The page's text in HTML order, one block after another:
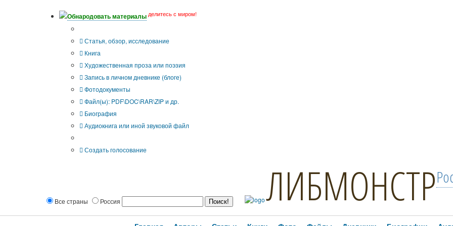
Обнародовать материалы делитесь с миром!
Статья, обзор, исследование
Книга
Художественная проза или поэзия
Запись в личном дневнике (блоге)
Фотодокументы
Файл(ы): PDF\DOC\RAR\ZIP и др.
Биография
Аудиокнига или иной звуковой файл
Создать голосование
Все страны Россия ЛИБМОНСТР